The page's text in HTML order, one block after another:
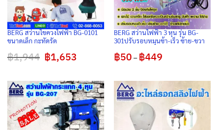
BERG สว่านไขควงไฟฟ้า BG-0101
ขนาดเล็ก กะทัดรัด
฿1,944 Original
price
฿1,653Current
price
BERG สว่านไฟฟ้า 3 หุน รุ่น BG-
301ปรับรอบหมุนช้า-เร็ว ซ้าย-ขวา
฿50 – ฿449Price
range:
฿449